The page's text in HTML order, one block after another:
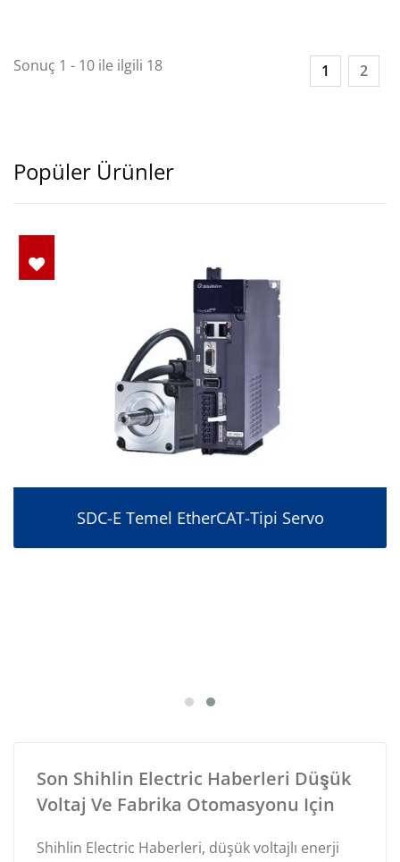
Sonuç 1 - 10 ile ilgili 18 1 2
Popüler Ürünler
SDC-E Temel EtherCAT-Tipi Servo
Son Shihlin Electric Haberleri Düşük
Voltaj Ve Fabrika Otomasyonu Için
Shihlin Electric Haberleri, düşük voltajlı enerji